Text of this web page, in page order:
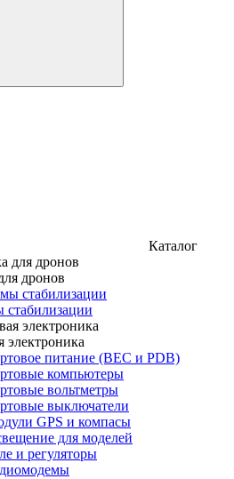
Каталог
дронов
стабилизации
электроника
питание (BEC и PDB)
компьютеры
вольтметры
выключатели
GPS и компасы
для моделей
и регуляторы